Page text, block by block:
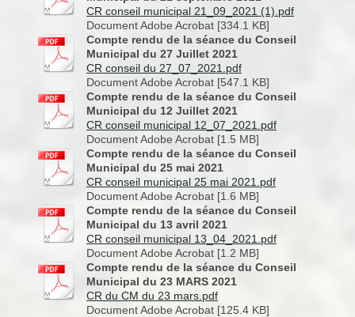
CR conseil municipal 21_09_2021 (1).pdf
Document Adobe Acrobat [334.1 KB]
Compte rendu de la séance du Conseil
Municipal du 27 Juillet 2021
CR conseil du 27_07_2021.pdf
Document Adobe Acrobat [547.1 KB]
Compte rendu de la séance du Conseil
Municipal du 12 Juillet 2021
CR conseil municipal 12_07_2021.pdf
Document Adobe Acrobat [1.5 MB]
Compte rendu de la séance du Conseil
Municipal du 25 mai 2021
CR conseil municipal 25 mai 2021.pdf
Document Adobe Acrobat [1.6 MB]
Compte rendu de la séance du Conseil
Municipal du 13 avril 2021
CR conseil municipal 13_04_2021.pdf
Document Adobe Acrobat [1.2 MB]
Compte rendu de la séance du Conseil
Municipal du 23 MARS 2021
CR du CM du 23 mars.pdf
Document Adobe Acrobat [125.4 KB]